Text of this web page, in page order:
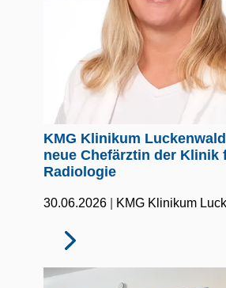
KMG Klinikum
neue Chefärztin der Klinik
Radiologie
30.06.2026 | KMG Klinikum